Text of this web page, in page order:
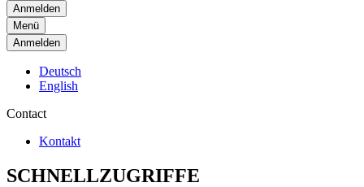
Menü
Anmelden
Deutsch
English
Contact
Kontakt
SCHNELLZUGRIFFE